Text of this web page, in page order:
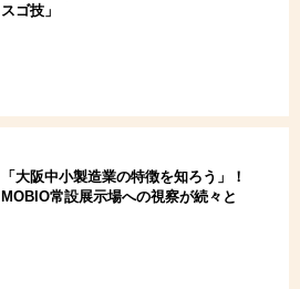
スゴ技」
「大阪中小製造業の特徴を知ろう」！
MOBIO常設展示場への視察が続々と